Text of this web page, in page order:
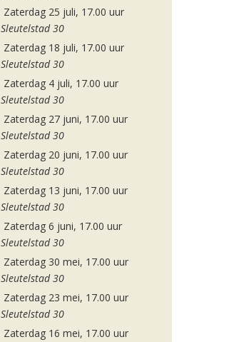
Zaterdag 25 juli, 17.00 uur
Sleutelstad 30
Zaterdag 18 juli, 17.00 uur
Sleutelstad 30
Zaterdag 4 juli, 17.00 uur
Sleutelstad 30
Zaterdag 27 juni, 17.00 uur
Sleutelstad 30
Zaterdag 20 juni, 17.00 uur
Sleutelstad 30
Zaterdag 13 juni, 17.00 uur
Sleutelstad 30
Zaterdag 6 juni, 17.00 uur
Sleutelstad 30
Zaterdag 30 mei, 17.00 uur
Sleutelstad 30
Zaterdag 23 mei, 17.00 uur
Sleutelstad 30
Zaterdag 16 mei, 17.00 uur